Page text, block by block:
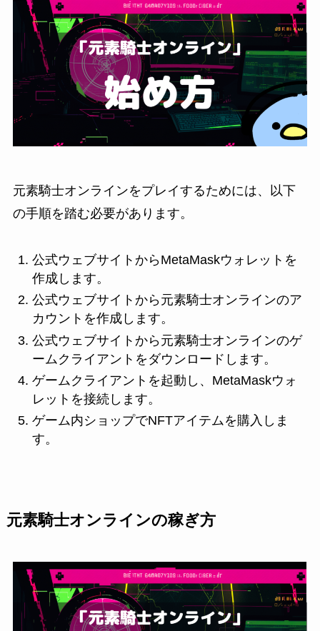
元素騎士オンラインをプレイするためには、以下
の手順を踏む必要があります。
公式ウェブサイトからMetaMaskウォレットを
作成します。
公式ウェブサイトから元素騎士オンラインのア
カウントを作成します。
公式ウェブサイトから元素騎士オンラインのゲ
ームクライアントをダウンロードします。
ゲームクライアントを起動し、MetaMaskウォ
レットを接続します。
ゲーム内ショップでNFTアイテムを購入しま
す。
元素騎士オンラインの稼ぎ方